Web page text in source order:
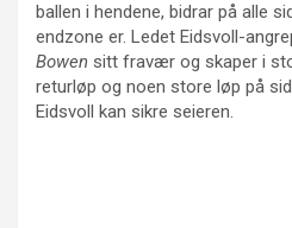
ballen i hendene, bidrar på alle
endzone er. Ledet Eidsvoll-
Bowen sitt fravær og skaper i
returløp og noen store løp på
Eidsvoll kan sikre seieren.